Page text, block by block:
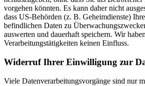
vorgehen könnten. Es kann daher nicht
dass US-Behörden (z. B. Geheimdienste)
befindlichen Daten zu
auswerten und dauerhaft speichern. Wir
Verarbeitungstätigkeiten keinen Einfluss.
Widerruf Ihrer Einwilligung zur
Viele Datenverarbeitungsvorgänge sind nur